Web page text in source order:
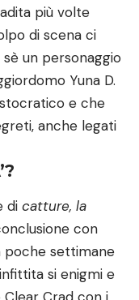
più volte
di scena ci
un personaggio
Yuna D.
e che
anche legati
di catture, la
con
poche settimane
si enigmi e
Clear Crad con i